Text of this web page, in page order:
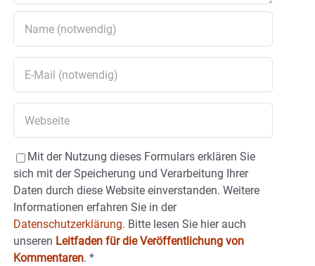
Mit der Nutzung dieses Formulars erklären Sie
sich mit der Speicherung und Verarbeitung Ihrer
Daten durch diese Website einverstanden. Weitere
Informationen erfahren Sie in der
Datenschutzerklärung. Bitte lesen Sie hier auch
unseren Leitfaden für die Veröffentlichung von
Kommentaren. *